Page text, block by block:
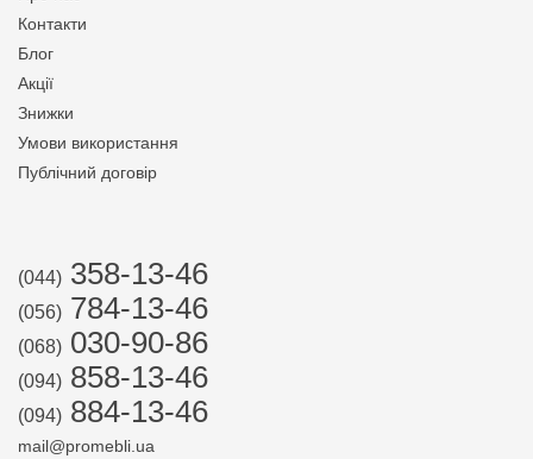
Контакти
Блог
Акції
Знижки
Умови використання
Публічний договір
(044) 358-13-46
(056) 784-13-46
(068) 030-90-86
(094) 858-13-46
(094) 884-13-46
mail@promebli.ua